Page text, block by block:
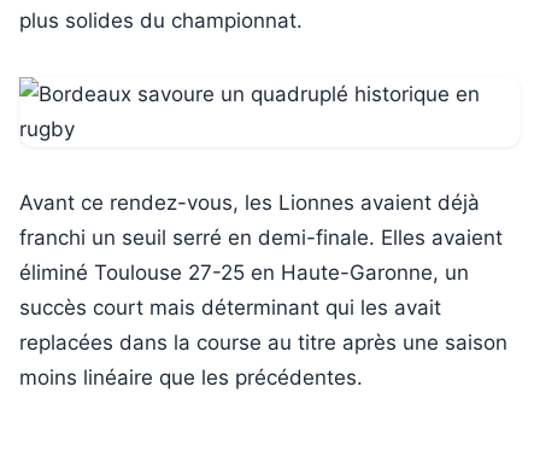
plus solides du championnat.
Avant ce rendez-vous, les Lionnes avaient déjà
franchi un seuil serré en demi-finale. Elles avaient
éliminé Toulouse 27-25 en Haute-Garonne, un
succès court mais déterminant qui les avait
replacées dans la course au titre après une saison
moins linéaire que les précédentes.